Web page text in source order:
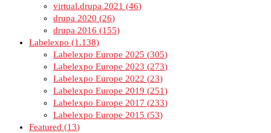
virtual.drupa 2021
46
drupa 2020
26
drupa 2016
155
Labelexpo
1.138
Labelexpo Europe 2025
305
Labelexpo Europe 2023
273
Labelexpo Europe 2022
23
Labelexpo Europe 2019
251
Labelexpo Europe 2017
233
Labelexpo Europe 2015
53
Featured
13